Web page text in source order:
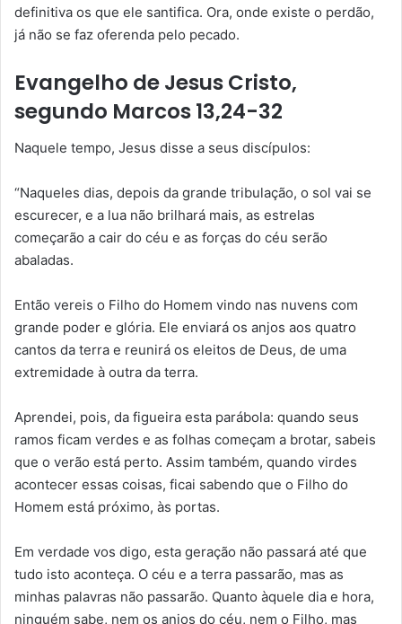
definitiva os que ele santifica. Ora, onde existe o perdão,
já não se faz oferenda pelo pecado.
Evangelho de Jesus Cristo,
segundo Marcos 13,24-32
Naquele tempo, Jesus disse a seus discípulos:
“Naqueles dias, depois da grande tribulação, o sol vai se
escurecer, e a lua não brilhará mais, as estrelas
começarão a cair do céu e as forças do céu serão
abaladas.
Então vereis o Filho do Homem vindo nas nuvens com
grande poder e glória. Ele enviará os anjos aos quatro
cantos da terra e reunirá os eleitos de Deus, de uma
extremidade à outra da terra.
Aprendei, pois, da figueira esta parábola: quando seus
ramos ficam verdes e as folhas começam a brotar, sabeis
que o verão está perto. Assim também, quando virdes
acontecer essas coisas, ficai sabendo que o Filho do
Homem está próximo, às portas.
Em verdade vos digo, esta geração não passará até que
tudo isto aconteça. O céu e a terra passarão, mas as
minhas palavras não passarão. Quanto àquele dia e hora,
ninguém sabe, nem os anjos do céu, nem o Filho, mas